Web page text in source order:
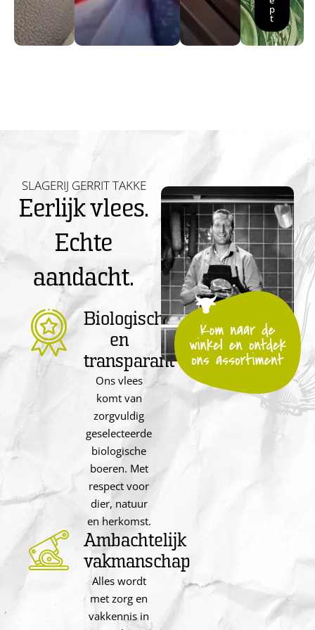
p
t
SLAGERIJ GERRIT TAKKE
Eerlijk vlees.
Echte
aandacht.
Biologisch
en
transparant
Ons vlees
komt van
zorgvuldig
geselecteerde
biologische
boeren. Met
respect voor
dier, natuur
en herkomst.
Ambachtelijk
vakmanschap
Alles wordt
met zorg en
vakkennis in